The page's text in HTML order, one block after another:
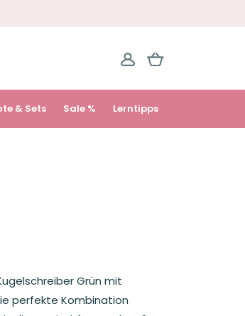
& Sets Sale % Lerntipps
Grün mit
perfekte Kombination